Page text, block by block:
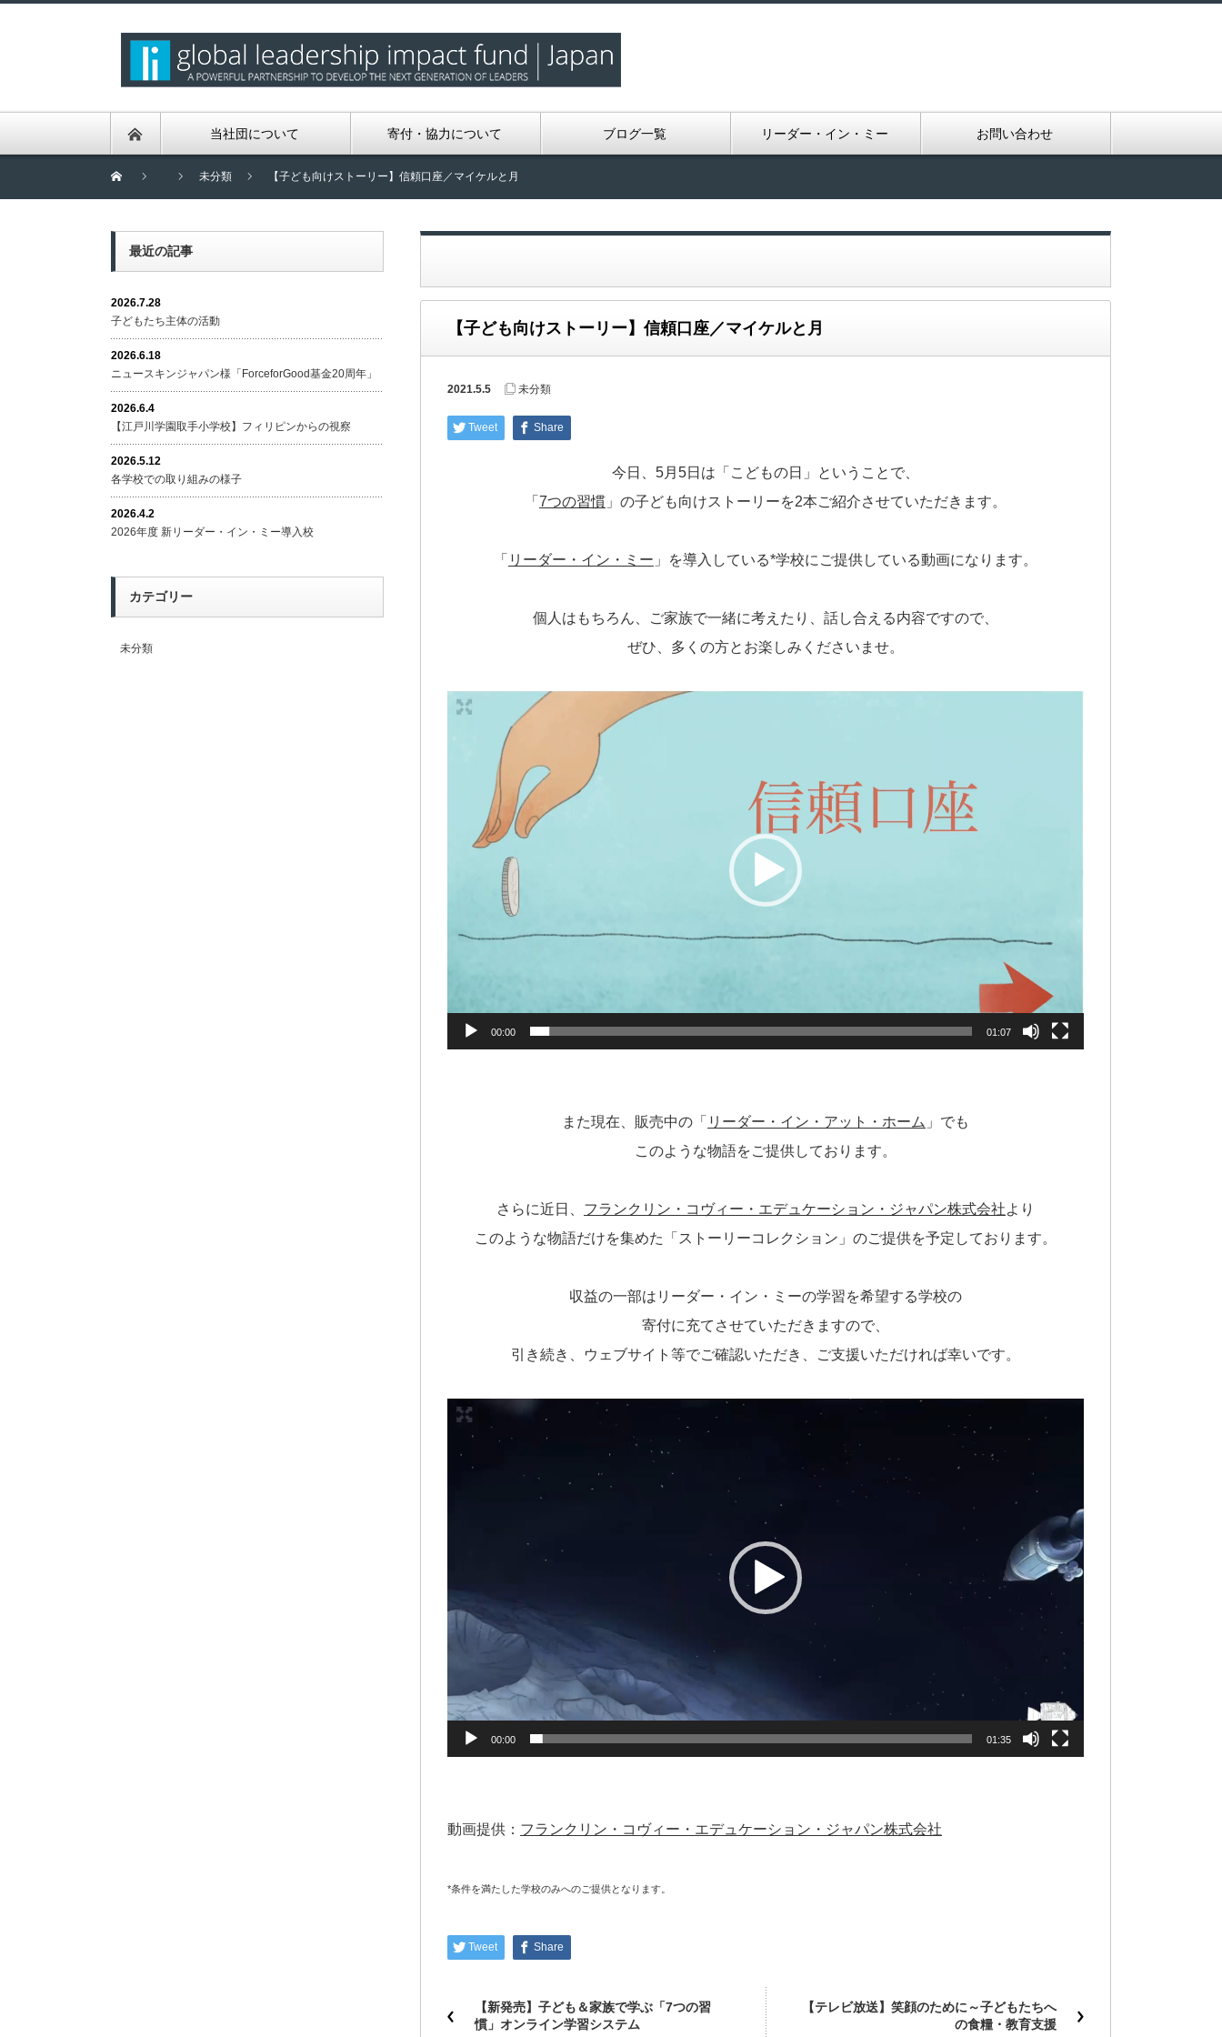
当社団について 寄付・協力について ブログ一覧 リーダー・イン・ミー お問い合わせ
未分類 【子ども向けストーリー】信頼口座／マイケルと月
【子ども向けストーリー】信頼口座／マイケルと月
2021.5.5 未分類
Tweet Share
今日、5月5日は「こどもの日」ということで、
「 7つの習慣 」の子ども向けストーリーを2本ご紹介させていただきます。
「 リーダー・イン・ミー 」を導入している*学校にご提供している動画になります。
個人はもちろん、ご家族で一緒に考えたり、話し合える内容ですので、
ぜひ、多くの方とお楽しみくださいませ。
動
画
00:00 01:07
また現在、販売中の「 リーダー・イン・アット・ホーム 」でも
このような物語をご提供しております。
さらに近日、 フランクリン・コヴィー・エデュケーション・ジャパン株式会社より
このような物語だけを集めた「ストーリーコレクション」のご提供を予定しております。
収益の一部はリーダー・イン・ミーの学習を希望する学校の
寄付に充てさせていただきますので、
引き続き、ウェブサイト等でご確認いただき、ご支援いただければ幸いです。
動
画
00:00 01:35
動画提供： フランクリン・コヴィー・エデュケーション・ジャパン株式会社
*条件を満たした学校のみへのご提供となります。
Tweet Share
【新発売】子ども＆家族で学ぶ「7つの習
慣」オンライン学習システム
【テレビ放送】笑顔のために～子どもたちへ
の食糧・教育支援
最近の記事
2026.7.28
子どもたち主体の活動
2026.6.18
ニュースキンジャパン様「ForceforGood基金20周年」
2026.6.4
【江戸川学園取手小学校】フィリピンからの視察
2026.5.12
各学校での取り組みの様子
2026.4.2
2026年度 新リーダー・イン・ミー導入校
カテゴリー
未分類